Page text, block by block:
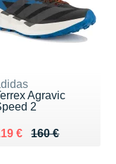
Agravic
2
160 €
lieu de 160 €
€ 119 €